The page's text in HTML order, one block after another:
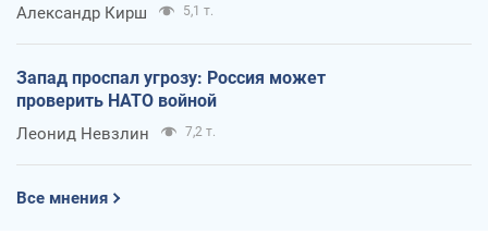
Александр Кирш 5,1 т.
Запад проспал угрозу: Россия может
проверить НАТО войной
Леонид Невзлин 7,2 т.
Все мнения